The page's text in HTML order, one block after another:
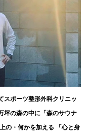
スポーツ整形外科クリニッ
坪の森の中に「森のサウナ
の・何かを加える 「心と身